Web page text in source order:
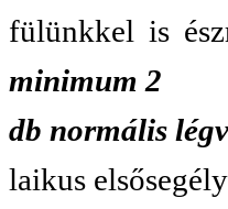
fülünkkel is
minimum 2
db normális
laikus